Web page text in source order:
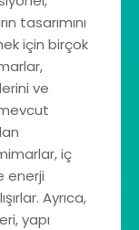
tasarımını
için birçok
ve
iç
enerji
Ayrıca,
yapı